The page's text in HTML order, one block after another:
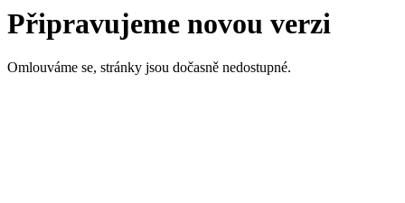
Připravujeme novou verzi
Omlouváme se, stránky jsou dočasně nedostupné.